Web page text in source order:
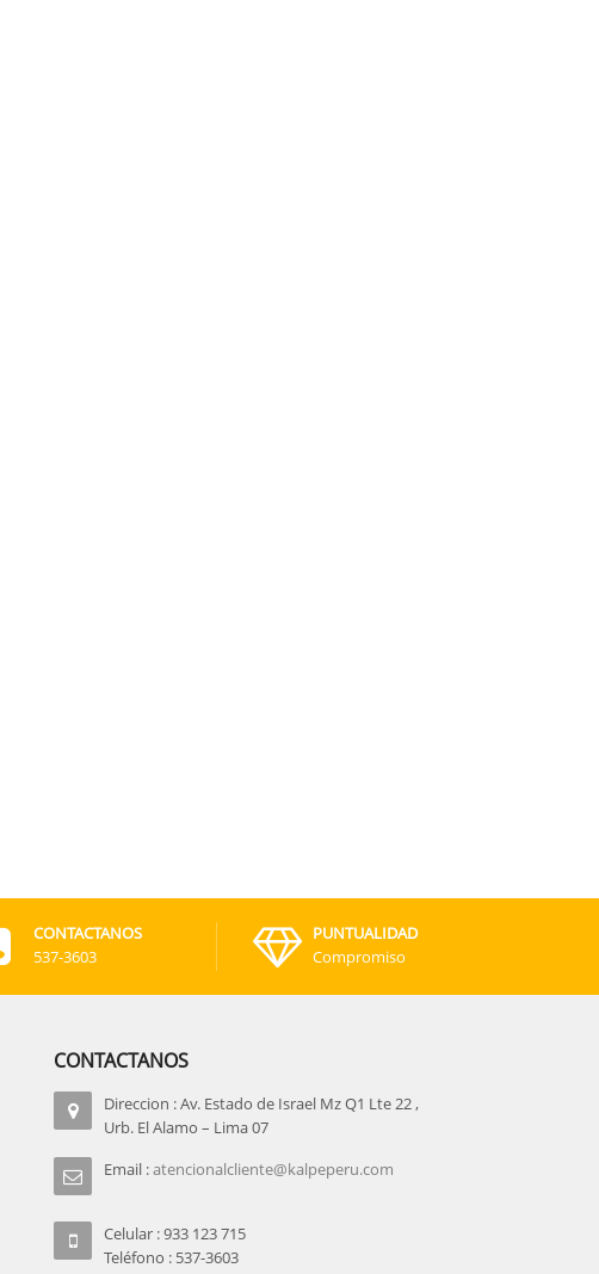
CONTACTANOS
537-3603
PUNTUALIDAD
Compromiso
CONTACTANOS
Direccion : Av. Estado de Israel Mz Q1 Lte 22 ,
Urb. El Alamo – Lima 07
Email :atencionalcliente@kalpeperu.com
Celular : 933 123 715
Teléfono : 537-3603